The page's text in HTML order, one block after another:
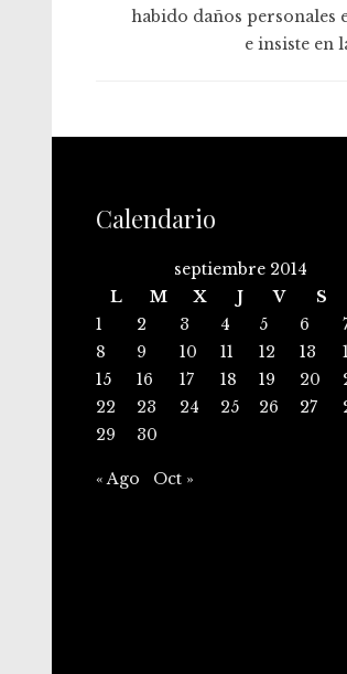
habido daños personales
e insiste en
Calendario
septiembre 2014
L
M X J V S
1
2 3 4 5 6
8
9 10 11 12 13
15
16 17 18 19 20
22
23 24 25 26 27
29
30
« Ago Oct »